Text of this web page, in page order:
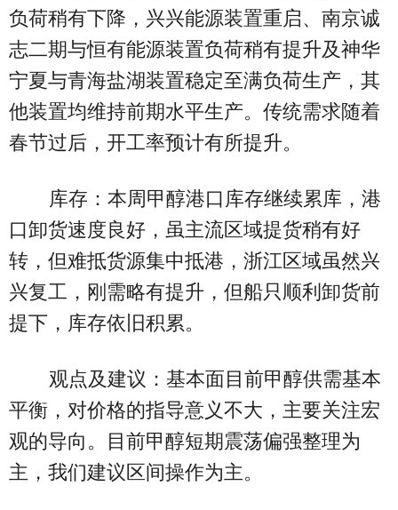
负荷稍有下降，兴兴能源装置重启、南京诚
志二期与恒有能源装置负荷稍有提升及神华
宁夏与青海盐湖装置稳定至满负荷生产，其
他装置均维持前期水平生产。传统需求随着
春节过后，开工率预计有所提升。
库存：本周甲醇港口库存继续累库，港
口卸货速度良好，虽主流区域提货稍有好
转，但难抵货源集中抵港，浙江区域虽然兴
兴复工，刚需略有提升，但船只顺利卸货前
提下，库存依旧积累。
观点及建议：基本面目前甲醇供需基本
平衡，对价格的指导意义不大，主要关注宏
观的导向。目前甲醇短期震荡偏强整理为
主，我们建议区间操作为主。